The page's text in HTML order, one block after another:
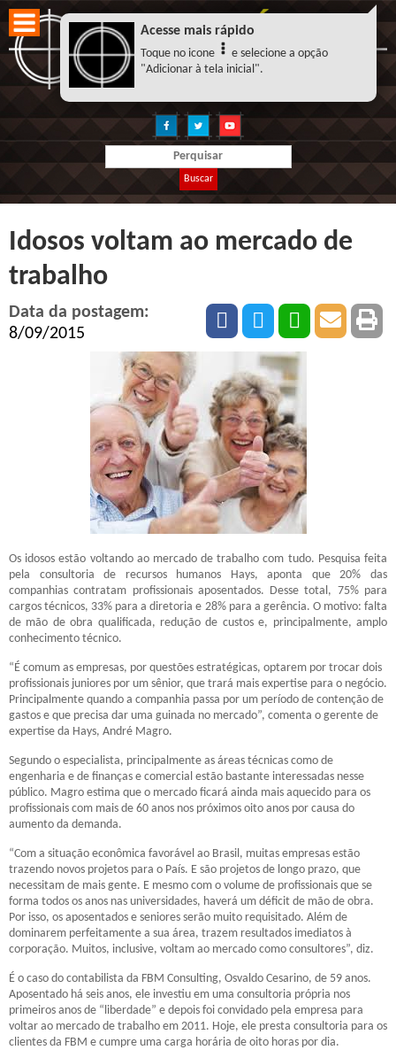
Buscar
Idosos voltam ao mercado de
trabalho
Data da postagem:
8/09/2015
Os idosos estão voltando ao mercado de trabalho com tudo. Pesquisa feita
pela consultoria de recursos humanos Hays, aponta que 20% das
companhias contratam profissionais aposentados. Desse total, 75% para
cargos técnicos, 33% para a diretoria e 28% para a gerência. O motivo: falta
de mão de obra qualificada, redução de custos e, principalmente, amplo
conhecimento técnico.
“É comum as empresas, por questões estratégicas, optarem por trocar dois
profissionais juniores por um sênior, que trará mais expertise para o negócio.
Principalmente quando a companhia passa por um período de contenção de
gastos e que precisa dar uma guinada no mercado”, comenta o gerente de
expertise da Hays, André Magro.
Segundo o especialista, principalmente as áreas técnicas como de
engenharia e de finanças e comercial estão bastante interessadas nesse
público. Magro estima que o mercado ficará ainda mais aquecido para os
profissionais com mais de 60 anos nos próximos oito anos por causa do
aumento da demanda.
“Com a situação econômica favorável ao Brasil, muitas empresas estão
trazendo novos projetos para o País. E são projetos de longo prazo, que
necessitam de mais gente. E mesmo com o volume de profissionais que se
forma todos os anos nas universidades, haverá um déficit de mão de obra.
Por isso, os aposentados e seniores serão muito requisitado. Além de
dominarem perfeitamente a sua área, trazem resultados imediatos à
corporação. Muitos, inclusive, voltam ao mercado como consultores”, diz.
É o caso do contabilista da FBM Consulting, Osvaldo Cesarino, de 59 anos.
Aposentado há seis anos, ele investiu em uma consultoria própria nos
primeiros anos de “liberdade” e depois foi convidado pela empresa para
voltar ao mercado de trabalho em 2011. Hoje, ele presta consultoria para os
clientes da FBM e cumpre uma carga horária de oito horas por dia.
Acesse mais rápido
Toque no icone
e selecione a opção
"Adicionar à tela inicial".